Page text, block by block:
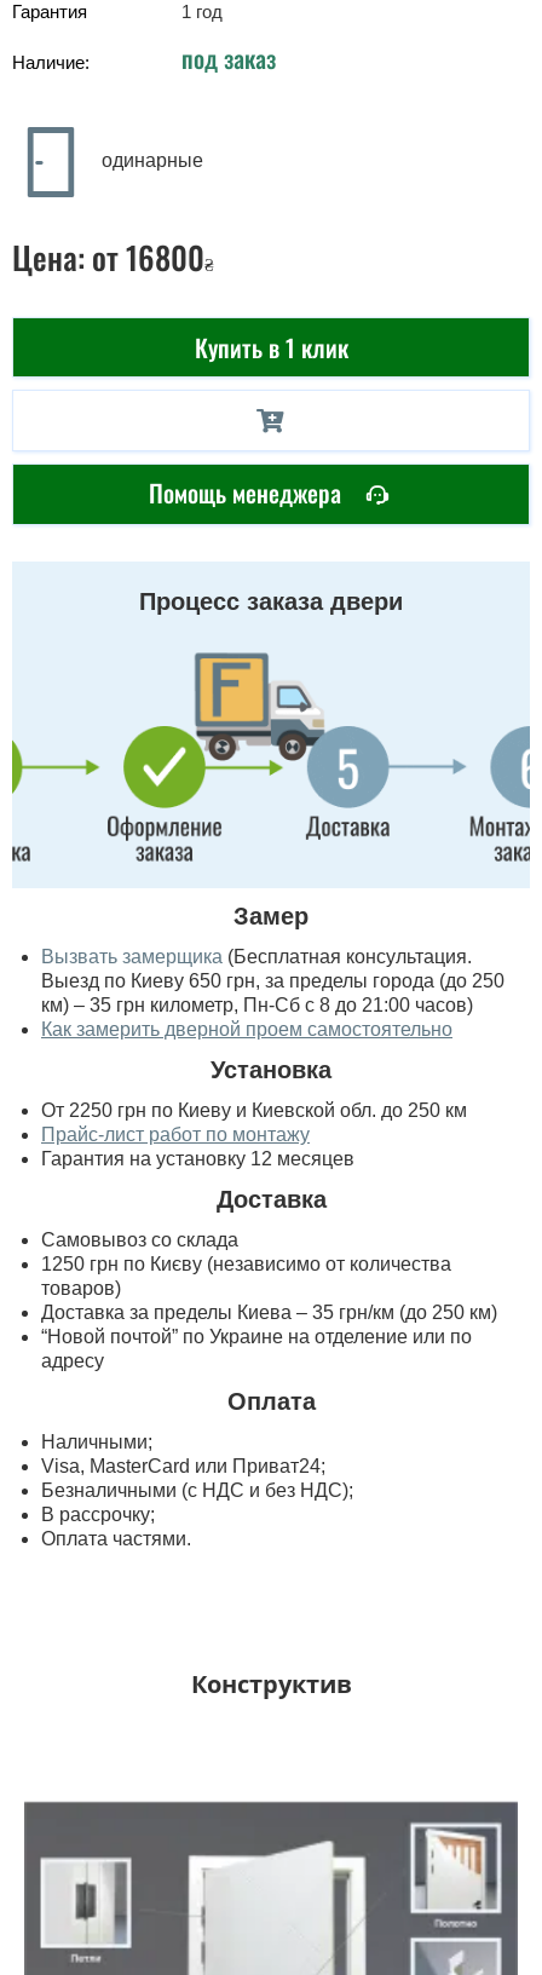
Гарантия
1 год
Наличие: под заказ
одинарные
Цена: от 16800₴
Купить в 1 клик
Помощь менеджера
Процесс заказа двери
Замер
Вызвать замерщика (Бесплатная консультация.
Выезд по Киеву 650 грн, за пределы города (до 250
км) – 35 грн километр, Пн-Сб с 8 до 21:00 часов)
Как замерить дверной проем самостоятельно
Установка
От 2250 грн по Киеву и Киевской обл. до 250 км
Прайс-лист работ по монтажу
Гарантия на установку 12 месяцев
Доставка
Самовывоз со склада
1250 грн по Києву (независимо от количества
товаров)
Доставка за пределы Киева – 35 грн/км (до 250 км)
“Новой почтой” по Украине на отделение или по
адресу
Оплата
Наличными;
Visa, MasterСard или Приват24;
Безналичными (с НДС и без НДС);
В рассрочку;
Оплата частями.
Конструктив